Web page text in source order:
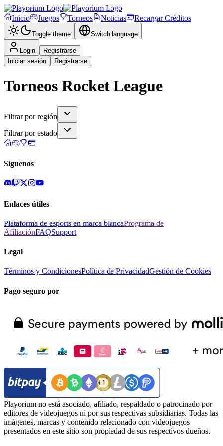
Inicio Juegos Torneos Noticias Recargar Créditos
Toggle theme Switch language
Login
Registrarse
Iniciar sesión
Registrarse
Torneos Rocket League
Filtrar por región
Filtrar por estado
Síguenos
Enlaces útiles
Plataforma de esports en marca blancaPrograma de
AfiliaciónFAQSupport
Legal
Términos y CondicionesPolítica de PrivacidadGestión de Cookies
Pago seguro por
Playorium no está asociado, afiliado, respaldado o patrocinado por
editores de videojuegos ni por sus respectivas subsidiarias. Todas las
imágenes, marcas y contenido relacionado con videojuegos
presentados en este sitio son propiedad de sus respectivos dueños.